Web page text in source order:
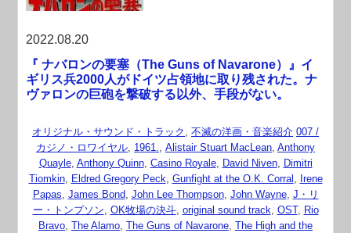
2022.08.20
『 ナバロンの要塞（The Guns of Navarone）』イ
ギリス兵2000人がドイツ占領地に取り残された。ナ
ヴァロンの巨砲を撃破する以外、手段がない。
オリジナル・サウンド・トラック , 不滅の洋画・音楽紹介 007 /
カジノ・ロワイヤル, 1961., Alistair Stuart MacLean, Anthony
Quayle, Anthony Quinn, Casino Royale, David Niven, Dimitri
Tiomkin, Eldred Gregory Peck, Gunfight at the O.K. Corral , Irene
Papas, James Bond, John Lee Thompson, John Wayne, J・リ
ー・トンプソン, OK牧場の決斗, original sound track, OST, Rio
Bravo, The Alamo, The Guns of Navarone, The High and the